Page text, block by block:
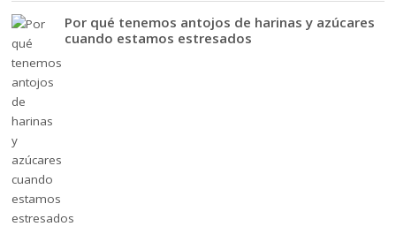
Por qué tenemos antojos de harinas y azúcares
cuando estamos estresados